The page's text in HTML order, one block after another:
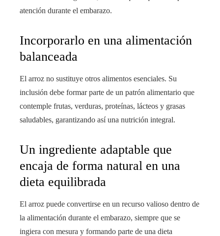
atención durante el embarazo.
Incorporarlo en una alimentación
balanceada
El arroz no sustituye otros alimentos esenciales. Su
inclusión debe formar parte de un patrón alimentario que
contemple frutas, verduras, proteínas, lácteos y grasas
saludables, garantizando así una nutrición integral.
Un ingrediente adaptable que
encaja de forma natural en una
dieta equilibrada
El arroz puede convertirse en un recurso valioso dentro de
la alimentación durante el embarazo, siempre que se
ingiera con mesura y formando parte de una dieta